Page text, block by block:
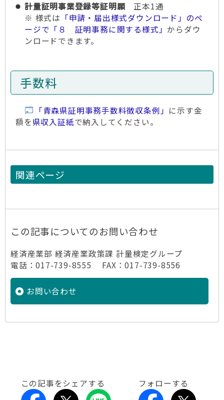
計量証明事業登録等証明願正本1通
※ 様式は 「申請・届出様式ダウンロード」のペ
ージで「８ 証明事務に関する様式」 からダウ
ンロードできます。
手数料
「青森県証明事務手数料徴収条例」 に示す金
額を県収入証紙で納入してください。
関連ページ
この記事についてのお問い合わせ
経済産業部 経済産業政策課 計量検定グループ
電話：017-739-8555 FAX：017-739-8556
お問い合わせ
この記事をシェアする フォローする